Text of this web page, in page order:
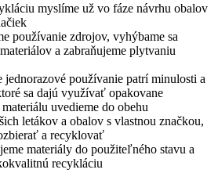
myslíme už vo fáze návrhu obalov
používanie zdrojov, vyhýbame sa
a zabraňujeme plytvaniu
jednorazové používanie patrí minulosti a
sa dajú využívať opakovane
uvedieme do obehu
letákov a obalov s vlastnou značkou,
a recyklovať
materiály do použiteľného stavu a
recykláciu